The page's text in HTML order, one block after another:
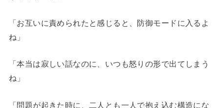
「お互いに責められたと感じると、防御モードに入るよ
ね」
「本当は寂しい話なのに、いつも怒りの形で出てしまう
ね」
「問題が起きた時に、二人とも一人で抱え込む構造にな